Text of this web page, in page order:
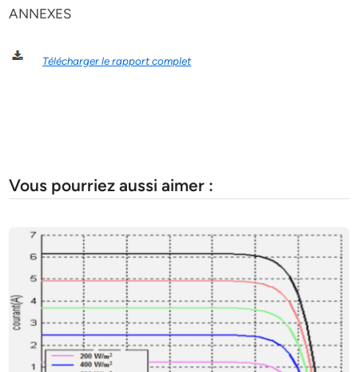
ANNEXES
Télécharger le rapport complet
Vous pourriez aussi aimer :